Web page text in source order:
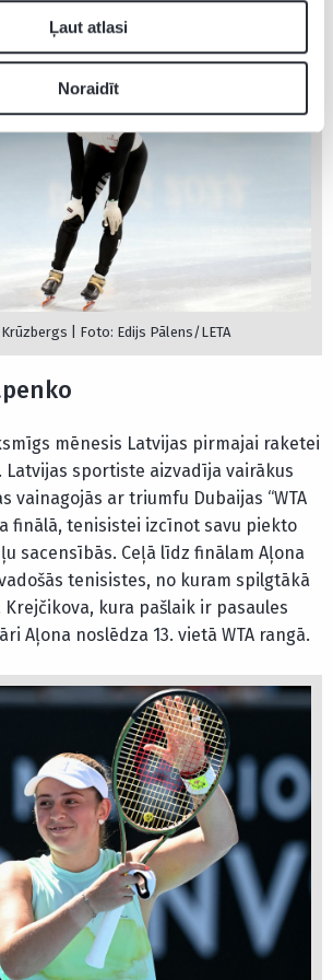
Ļaut atlasi
Noraidīt
| Foto: Edijs Pālens/LETA
mēnesis Latvijas pirmajai raketei
Latvijas sportiste aizvadīja vairākus
vainagojās ar triumfu Dubaijas “WTA
finālā, tenisistei izcīnot savu piekto
sacensībās. Ceļā līdz finālam Aļona
tenisistes, no kuram spilgtākā
kura pašlaik ir pasaules
Aļona noslēdza 13. vietā WTA rangā.